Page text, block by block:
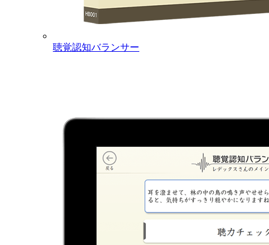
聴覚認知バランサー